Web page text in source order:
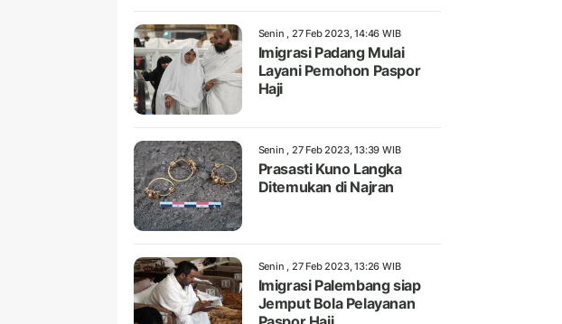
Senin , 27 Feb 2023, 14:46 WIB
Imigrasi Padang Mulai
Layani Pemohon Paspor
Haji
Senin , 27 Feb 2023, 13:39 WIB
Prasasti Kuno Langka
Ditemukan di Najran
Senin , 27 Feb 2023, 13:26 WIB
Imigrasi Palembang siap
Jemput Bola Pelayanan